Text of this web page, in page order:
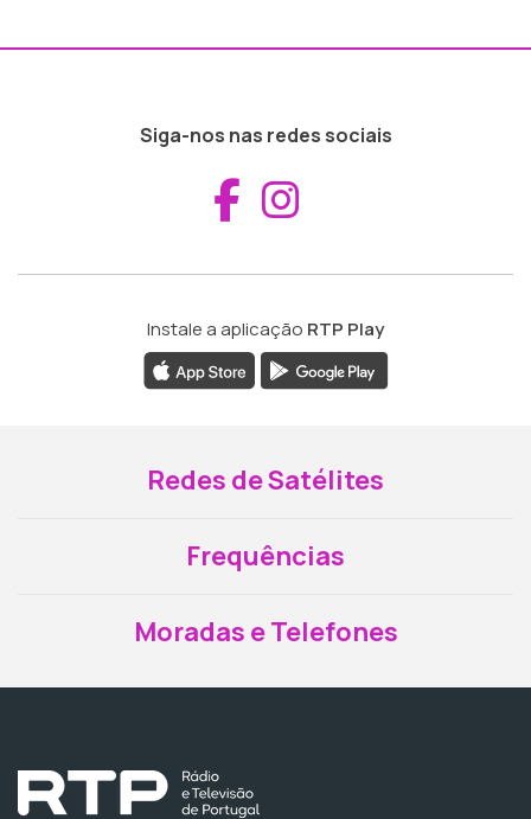
Siga-nos nas redes sociais
Aceder ao
Instale a aplicação RTP Play
Redes de Satélites
Frequências
Moradas e Telefones